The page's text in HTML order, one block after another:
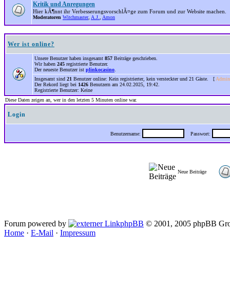
Kritik und Anregungen
Hier kÃ¶nnt ihr VerbesserungsvorschlÃ¤ge zum Forum und zur Website machen.
Moderatoren Witchmaster, A.J. Amon
Wer ist online?
Unsere Benutzer haben insgesamt 857 Beiträge geschrieben.
Wir haben 245 registrierte Benutzer.
Der neueste Benutzer ist plinkocasino
Insgesamt sind 21 Benutzer online: Kein registrierter, kein versteckter und 21 Gäste. [
Der Rekord liegt bei 1426 Benutzern am 24.02.2025, 19:42.
Registrierte Benutzer: Keine
Diese Daten zeigen an, wer in den letzten 5 Minuten online war.
Login
Benutzername: Passwort:
Neue Beiträge
Forum powered by phpBB © 2001, 2005 phpBB
Home · E-Mail · Impressum